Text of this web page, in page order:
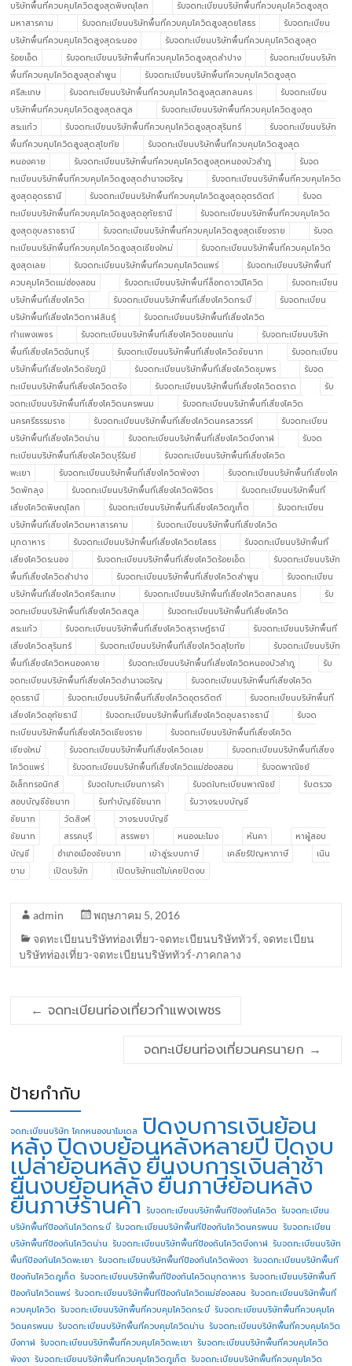
บริษัทพื้นที่ควบคุมโควิดสูงสุดพิษณุโลก
รับจดทะเบียนบริษัทพื้นที่ควบคุมโควิดสูงสุด
มหาสารคาม
รับจดทะเบียนบริษัทพื้นที่ควบคุมโควิดสูงสุดยโสธร
รับจดทะเบียน
บริษัทพื้นที่ควบคุมโควิดสูงสุดระนอง
รับจดทะเบียนบริษัทพื้นที่ควบคุมโควิดสูงสุด
ร้อยเอ็ด
รับจดทะเบียนบริษัทพื้นที่ควบคุมโควิดสูงสุดลำปาง
รับจดทะเบียนบริษัท
พื้นที่ควบคุมโควิดสูงสุดลำพูน
รับจดทะเบียนบริษัทพื้นที่ควบคุมโควิดสูงสุด
ศรีสะเกษ
รับจดทะเบียนบริษัทพื้นที่ควบคุมโควิดสูงสุดสกลนคร
รับจดทะเบียน
บริษัทพื้นที่ควบคุมโควิดสูงสุดสตูล
รับจดทะเบียนบริษัทพื้นที่ควบคุมโควิดสูงสุด
สระแก้ว
รับจดทะเบียนบริษัทพื้นที่ควบคุมโควิดสูงสุดสุรินทร์
รับจดทะเบียนบริษัท
พื้นที่ควบคุมโควิดสูงสุดสุโขทัย
รับจดทะเบียนบริษัทพื้นที่ควบคุมโควิดสูงสุด
หนองคาย
รับจดทะเบียนบริษัทพื้นที่ควบคุมโควิดสูงสุดหนองบัวลำภู
รับจด
ทะเบียนบริษัทพื้นที่ควบคุมโควิดสูงสุดอำนาจเจริญ
รับจดทะเบียนบริษัทพื้นที่ควบคุมโควิด
สูงสุดอุดรธานี
รับจดทะเบียนบริษัทพื้นที่ควบคุมโควิดสูงสุดอุตรดิตถ์
รับจด
ทะเบียนบริษัทพื้นที่ควบคุมโควิดสูงสุดอุทัยธานี
รับจดทะเบียนบริษัทพื้นที่ควบคุมโควิด
สูงสุดอุบลราชธานี
รับจดทะเบียนบริษัทพื้นที่ควบคุมโควิดสูงสุดเชียงราย
รับจด
ทะเบียนบริษัทพื้นที่ควบคุมโควิดสูงสุดเชียงใหม่
รับจดทะเบียนบริษัทพื้นที่ควบคุมโควิด
สูงสุดเลย
รับจดทะเบียนบริษัทพื้นที่ควบคุมโควิดแพร่
รับจดทะเบียนบริษัทพื้นที่
ควบคุมโควิดแม่ฮ่องสอน
รับจดทะเบียนบริษัทพื้นที่ล็อกดาวน์โควิด
รับจดทะเบียน
บริษัทพื้นที่เสี่ยงโควิด
รับจดทะเบียนบริษัทพื้นที่เสี่ยงโควิดกระบี่
รับจดทะเบียน
บริษัทพื้นที่เสี่ยงโควิดกาฬสินธุ์
รับจดทะเบียนบริษัทพื้นที่เสี่ยงโควิด
กำแพงเพชร
รับจดทะเบียนบริษัทพื้นที่เสี่ยงโควิดขอนแก่น
รับจดทะเบียนบริษัท
พื้นที่เสี่ยงโควิดจันทบุรี
รับจดทะเบียนบริษัทพื้นที่เสี่ยงโควิดชัยนาท
รับจดทะเบียน
บริษัทพื้นที่เสี่ยงโควิดชัยภูมิ
รับจดทะเบียนบริษัทพื้นที่เสี่ยงโควิดชุมพร
รับจด
ทะเบียนบริษัทพื้นที่เสี่ยงโควิดตรัง
รับจดทะเบียนบริษัทพื้นที่เสี่ยงโควิดตราด
รับ
จดทะเบียนบริษัทพื้นที่เสี่ยงโควิดนครพนม
รับจดทะเบียนบริษัทพื้นที่เสี่ยงโควิด
นครศรีธรรมราช
รับจดทะเบียนบริษัทพื้นที่เสี่ยงโควิดนครสวรรค์
รับจดทะเบียน
บริษัทพื้นที่เสี่ยงโควิดน่าน
รับจดทะเบียนบริษัทพื้นที่เสี่ยงโควิดบึงกาฬ
รับจด
ทะเบียนบริษัทพื้นที่เสี่ยงโควิดบุรีรัมย์
รับจดทะเบียนบริษัทพื้นที่เสี่ยงโควิด
พะเยา
รับจดทะเบียนบริษัทพื้นที่เสี่ยงโควิดพังงา
รับจดทะเบียนบริษัทพื้นที่เสี่ยงโค
วิดพัทลุง
รับจดทะเบียนบริษัทพื้นที่เสี่ยงโควิดพิจิตร
รับจดทะเบียนบริษัทพื้นที่
เสี่ยงโควิดพิษณุโลก
รับจดทะเบียนบริษัทพื้นที่เสี่ยงโควิดภูเก็ต
รับจดทะเบียน
บริษัทพื้นที่เสี่ยงโควิดมหาสารคาม
รับจดทะเบียนบริษัทพื้นที่เสี่ยงโควิด
มุกดาหาร
รับจดทะเบียนบริษัทพื้นที่เสี่ยงโควิดยโสธร
รับจดทะเบียนบริษัทพื้นที่
เสี่ยงโควิดระนอง
รับจดทะเบียนบริษัทพื้นที่เสี่ยงโควิดร้อยเอ็ด
รับจดทะเบียนบริษัท
พื้นที่เสี่ยงโควิดลำปาง
รับจดทะเบียนบริษัทพื้นที่เสี่ยงโควิดลำพูน
รับจดทะเบียน
บริษัทพื้นที่เสี่ยงโควิดศรีสะเกษ
รับจดทะเบียนบริษัทพื้นที่เสี่ยงโควิดสกลนคร
รับ
จดทะเบียนบริษัทพื้นที่เสี่ยงโควิดสตูล
รับจดทะเบียนบริษัทพื้นที่เสี่ยงโควิด
สระแก้ว
รับจดทะเบียนบริษัทพื้นที่เสี่ยงโควิดสุราษฎ์ธานี
รับจดทะเบียนบริษัทพื้นที่
เสี่ยงโควิดสุรินทร์
รับจดทะเบียนบริษัทพื้นที่เสี่ยงโควิดสุโขทัย
รับจดทะเบียนบริษัท
พื้นที่เสี่ยงโควิดหนองคาย
รับจดทะเบียนบริษัทพื้นที่เสี่ยงโควิดหนองบัวลำภู
รับ
จดทะเบียนบริษัทพื้นที่เสี่ยงโควิดอำนาจเจริญ
รับจดทะเบียนบริษัทพื้นที่เสี่ยงโควิด
อุดรธานี
รับจดทะเบียนบริษัทพื้นที่เสี่ยงโควิดอุตรดิตถ์
รับจดทะเบียนบริษัทพื้นที่
เสี่ยงโควิดอุทัยธานี
รับจดทะเบียนบริษัทพื้นที่เสี่ยงโควิดอุบลราชธานี
รับจด
ทะเบียนบริษัทพื้นที่เสี่ยงโควิดเชียงราย
รับจดทะเบียนบริษัทพื้นที่เสี่ยงโควิด
เชียงใหม่
รับจดทะเบียนบริษัทพื้นที่เสี่ยงโควิดเลย
รับจดทะเบียนบริษัทพื้นที่เสี่ยง
โควิดแพร่
รับจดทะเบียนบริษัทพื้นที่เสี่ยงโควิดแม่ฮ่องสอน
รับจดพาณิชย์
อิเล็กทรอนิกส์
รับจดใบทะเบียนการค้า รับจดใบทะเบียนพาณิชย์
รับตรวจ
สอบบัญชีชัยนาท
รับทำบัญชีชัยนาท
รับวางระบบบัญชี
ชัยนาท
วัดสิงห์
วางระบบบัญชี
ชัยนาท
สรรคบุรี สรรพยา หนองมะโมง หันคา
หาผู้สอบ
บัญชี
อำเภอเมืองชัยนาท เข้าสู่ระบบภาษี เคลียร์ปัญหาภาษี
เนิน
ขาม
เปิดบริษัท เปิดบริษัทแต่ไม่เคยปิดงบ
admin
พฤษภาคม 5, 2016
จดทะเบียนบริษัทท่องเที่ยว-จดทะเบียนบริษัททัวร์, จดทะเบียน
บริษัทท่องเที่ยว-จดทะเบียนบริษัททัวร์-ภาคกลาง
← จดทะเบียนท่องเที่ยวกำแพงเพชร
จดทะเบียนท่องเที่ยวนครนายก →
ป้ายกำกับ
จดทะเบียนบริษัท โคกหนองนาโมเดล ปิดงบการเงินย้อน
หลังปิดงบย้อนหลังหลายปี ปิดงบ
เปล่าย้อนหลังยื่นงบการเงินล่าช้า
ยื่นงบย้อนหลังยื่นภาษีย้อนหลัง
ยื่นภาษีร้านค้า รับจดทะเบียนบริษัทพื้นทีป้องกันโควิด รับจดทะเบียน
บริษัทพื้นทีป้องกันโควิดกระบี่ รับจดทะเบียนบริษัทพื้นทีป้องกันโควิดนครพนม รับจดทะเบียน
บริษัทพื้นทีป้องกันโควิดน่าน รับจดทะเบียนบริษัทพื้นทีป้องกันโควิดบึงกาฬ รับจดทะเบียนบริษัท
พื้นทีป้องกันโควิดพะเยา รับจดทะเบียนบริษัทพื้นทีป้องกันโควิดพังงา รับจดทะเบียนบริษัทพื้นที
ป้องกันโควิดภูเก็ต รับจดทะเบียนบริษัทพื้นทีป้องกันโควิดมุกดาหาร รับจดทะเบียนบริษัทพื้นที
ป้องกันโควิดแพร่ รับจดทะเบียนบริษัทพื้นทีป้องกันโควิดแม่ฮ่องสอน รับจดทะเบียนบริษัทพื้นที่
ควบคุมโควิด รับจดทะเบียนบริษัทพื้นที่ควบคุมโควิดกระบี่ รับจดทะเบียนบริษัทพื้นที่ควบคุมโค
วิดนครพนม รับจดทะเบียนบริษัทพื้นที่ควบคุมโควิดน่าน รับจดทะเบียนบริษัทพื้นที่ควบคุมโควิด
บึงกาฬ รับจดทะเบียนบริษัทพื้นที่ควบคุมโควิดพะเยา รับจดทะเบียนบริษัทพื้นที่ควบคุมโควิด
พังงา รับจดทะเบียนบริษัทพื้นที่ควบคุมโควิดภูเก็ต รับจดทะเบียนบริษัทพื้นที่ควบคุมโควิด